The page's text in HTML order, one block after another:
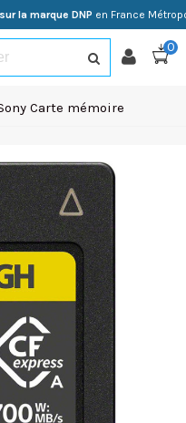
la marque DNP en France
0
Carte mémoire